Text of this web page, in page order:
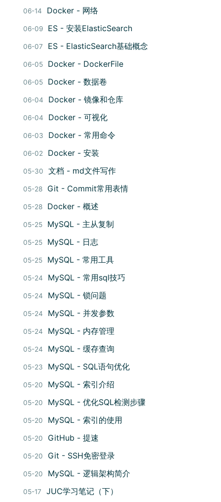
06-14 Docker - 网络
06-09 ES - 安装ElasticSearch
06-07 ES - ElasticSearch基础概念
06-05 Docker - DockerFile
06-05 Docker - 数据卷
06-04 Docker - 镜像和仓库
06-04 Docker - 可视化
06-03 Docker - 常用命令
06-02 Docker - 安装
05-30 文档 - md文件写作
05-28 Git - Commit常用表情
05-28 Docker - 概述
05-25 MySQL - 主从复制
05-25 MySQL - 日志
05-25 MySQL - 常用工具
05-24 MySQL - 常用sql技巧
05-24 MySQL - 锁问题
05-24 MySQL - 并发参数
05-24 MySQL - 内存管理
05-24 MySQL - 缓存查询
05-23 MySQL - SQL语句优化
05-20 MySQL - 索引介绍
05-20 MySQL - 优化SQL检测步骤
05-20 MySQL - 索引的使用
05-20 GitHub - 提速
05-20 Git - SSH免密登录
05-20 MySQL - 逻辑架构简介
05-17 JUC学习笔记（下）